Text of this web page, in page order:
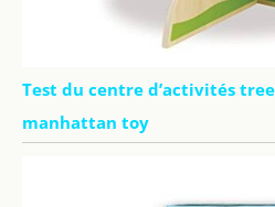
Test du centre d’activités
manhattan toy